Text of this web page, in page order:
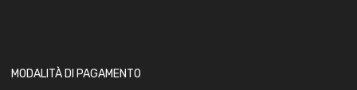
MODALITÀ DI PAGAMENTO